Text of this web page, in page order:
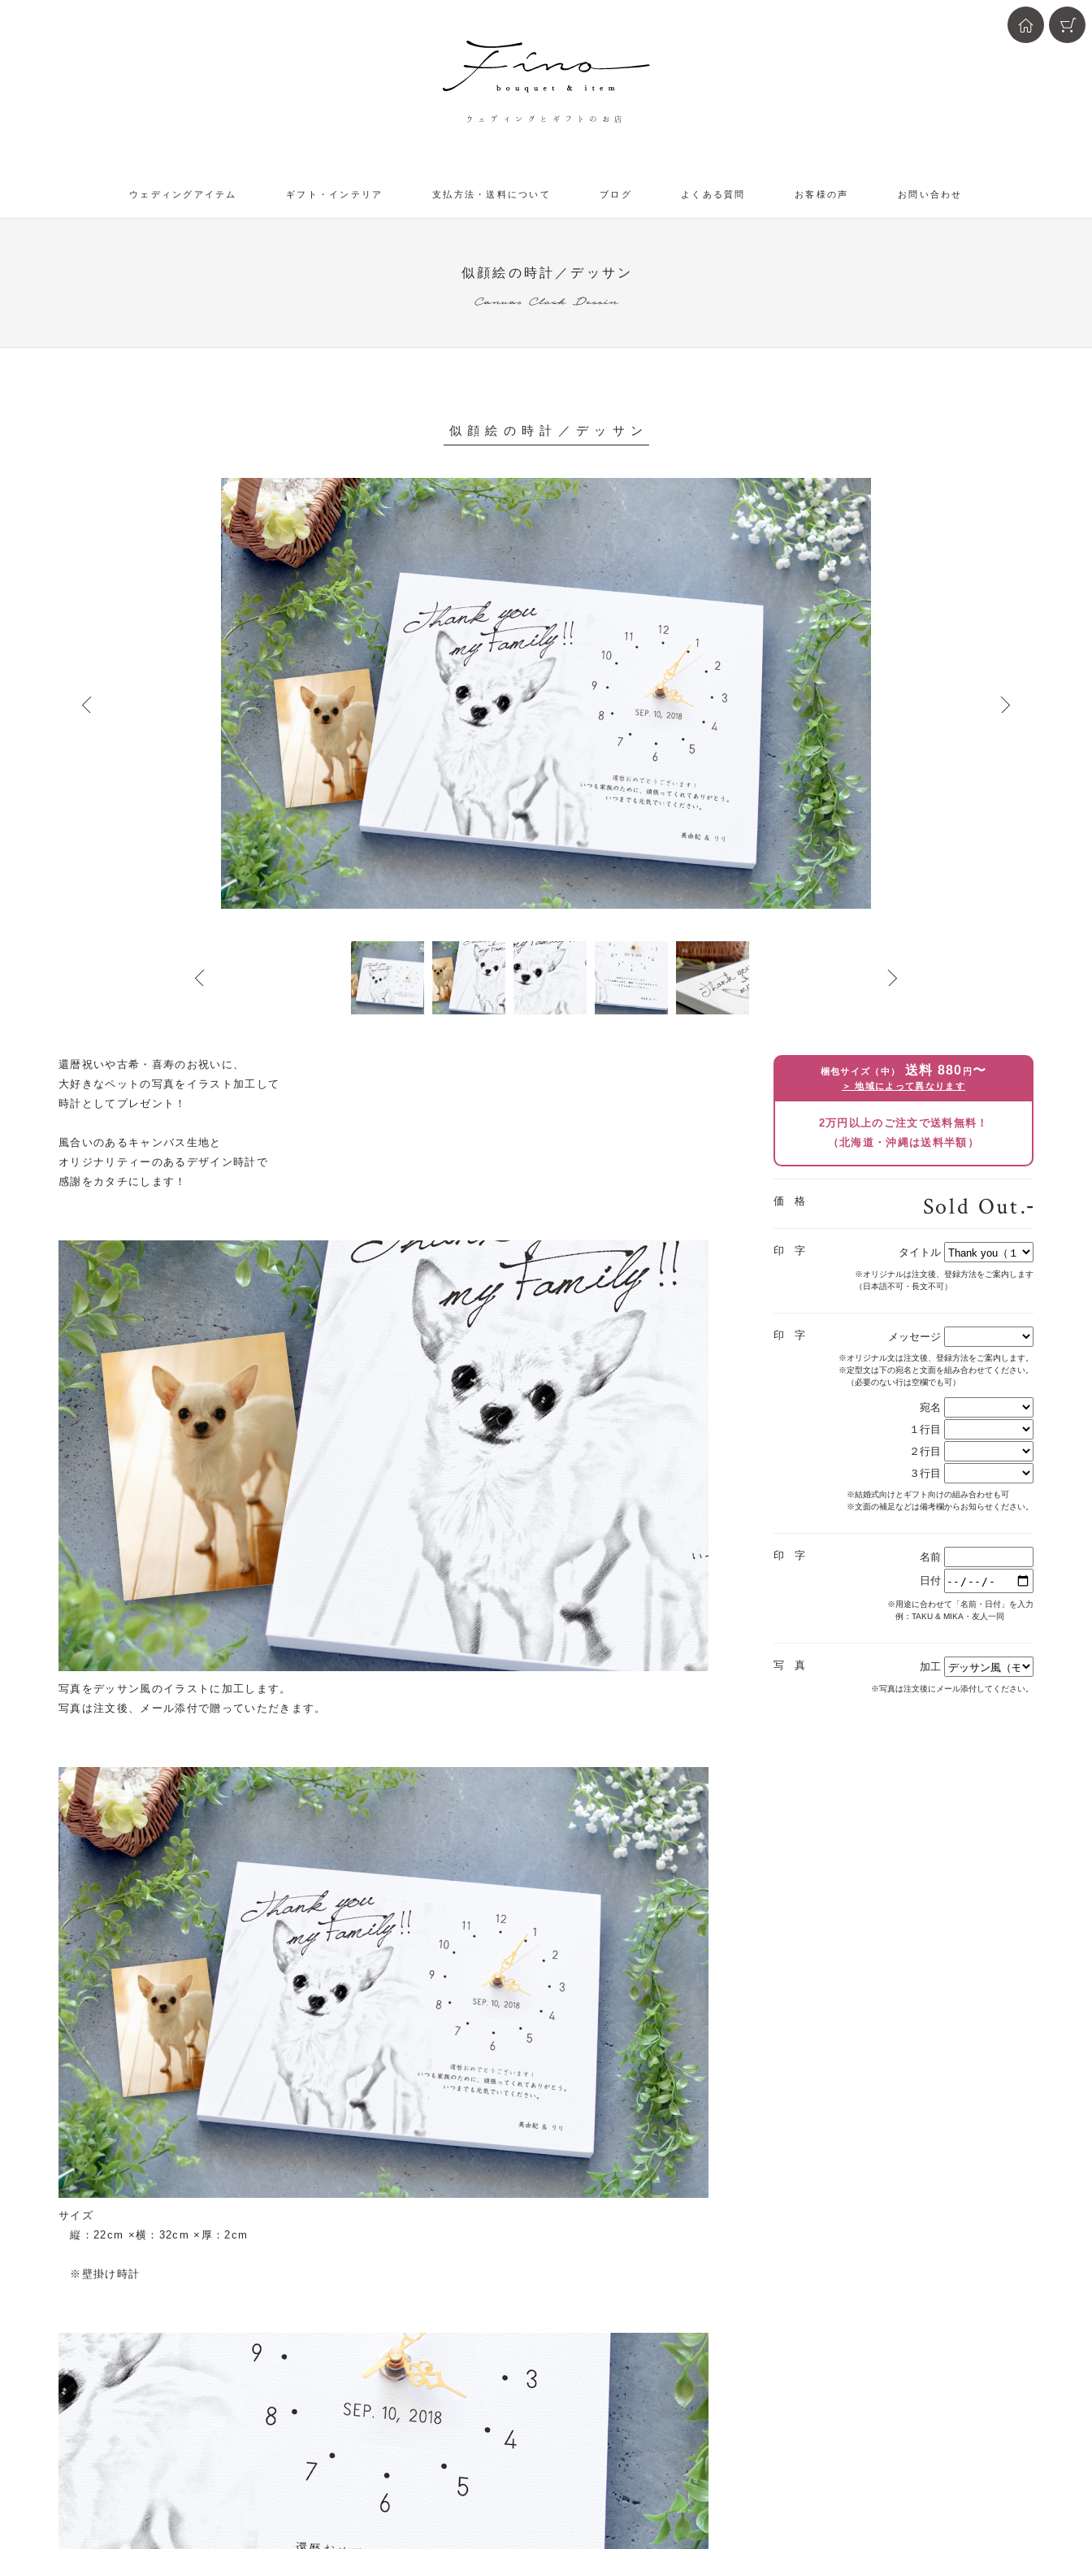
ウェディングとギフトのお店
ウェディングアイテム ギフト・インテリア 支払方法・送料について ブログ よくある質問 お客様の声 お問い合わせ
※お急ぎの方へ
似顔絵の時計／デッサン
Canvas Clock Dessin
ペットの写真をイラスト加工して記念の時計にしてプレゼント似顔絵の時計／デッサン
還暦祝いや古希・喜寿のお祝いに、
大好きなペットの写真をイラスト加工して
時計としてプレゼント！
風合いのあるキャンバス生地と
オリジナリティーのあるデザイン時計で
感謝をカタチにします！
写真をデッサン風のイラストに加工します。
写真は注文後、メール添付で贈っていただきます。
サイズ
縦：22cm ×横：32cm ×厚：2cm
※壁掛け時計
梱包サイズ（中） 送料 880 円 〜
＞ 地域によって異なります
2万円以上のご注文で送料無料！
（北海道・沖縄は送料半額）
価 格 Sold Out.-
印 字 タイトル
※オリジナルは注文後、登録方法をご案内します
（日本語不可・長文不可）
印 字 メッセージ
※オリジナル文は注文後、登録方法をご案内します。
※定型文は下の宛名と文面を組み合わせてください。
（必要のない行は空欄でも可）
宛名
１行目
２行目
３行目
※結婚式向けとギフト向けの組み合わせも可
※文面の補足などは備考欄からお知らせください。
印 字
名前
日付
※用途に合わせて「名前・日付」を入力
例：TAKU & MIKA・友人一同
写 真 加工
※写真は注文後にメール添付してください。